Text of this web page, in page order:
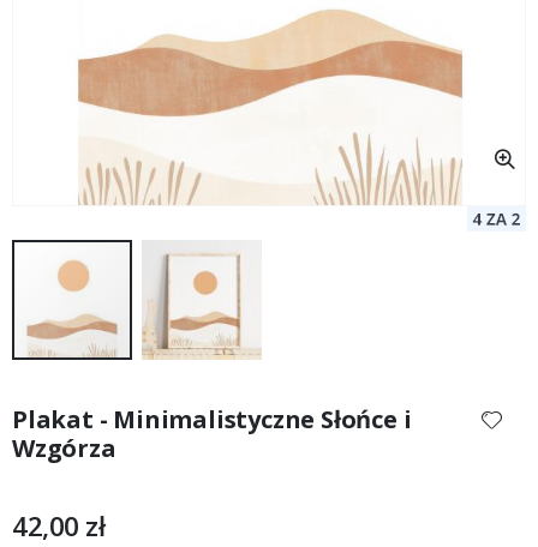
początek
galerii
Plakat - Minimalistyczne Słońce i
Wzgórza
42,00 zł